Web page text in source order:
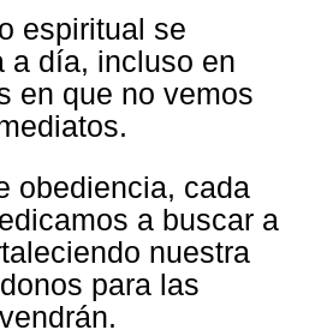
espiritual se
a día, incluso en
en que no vemos
obediencia, cada
a buscar a
nuestra
para las